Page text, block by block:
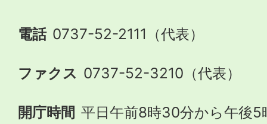
電話 0737-52-2111（代表）
ファクス 0737-52-3210（代表）
開庁時間 平日午前8時30分から午後5